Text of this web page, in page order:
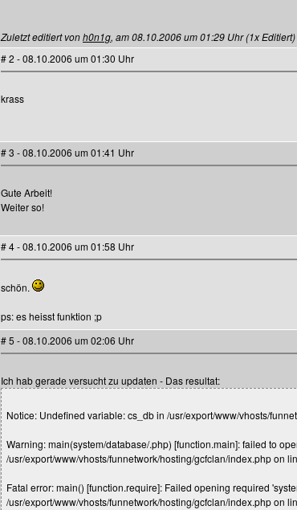
Zuletzt editiert vonh0n1g, am 08.10.2006 um 01:29 Uhr (1x Editiert)
# 2 - 08.10.2006 um 01:30 Uhr
krass
# 3 - 08.10.2006 um 01:41 Uhr
Gute Arbeit!
Weiter so!
# 4 - 08.10.2006 um 01:58 Uhr
schön.
ps: es heisst funktion ;p
# 5 - 08.10.2006 um 02:06 Uhr
Ich hab gerade versucht zu updaten - Das resultat:
Notice: Undefined variable: cs_db in /usr/export/www/vhosts/
Warning: main(system/database/.php) [function.main]: failed to
/usr/export/www/vhosts/funnetwork/hosting/gcfclan/index.php on
Fatal error: main() [function.require]: Failed opening required
/usr/export/www/vhosts/funnetwork/hosting/gcfclan/index.php on